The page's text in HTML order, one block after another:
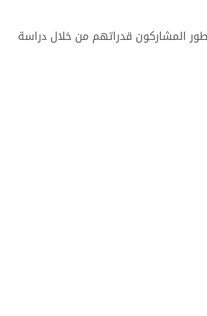
المشاركون قدراتهم من خلال دراسة